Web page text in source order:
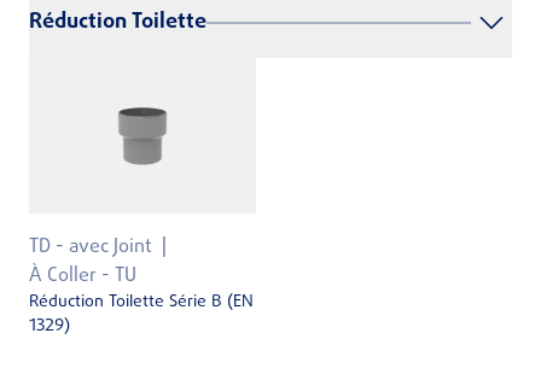
Réduction Toilette
TD - avec Joint
À Coller - TU
Réduction Toilette Série B (EN
1329)